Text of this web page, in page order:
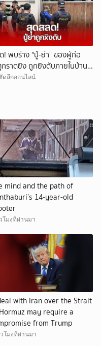
! พบร่าง "ปู่-ย่า" ของผู้ก่อ
กราดยิง ถูกยิงดับภายในบ้าน
ดลึกออนไลน์
mind and the path of
14-year-old
โมงที่ผ่านมา
with Iran over the Strait
may require a
from Trump
โมงที่ผ่านมา